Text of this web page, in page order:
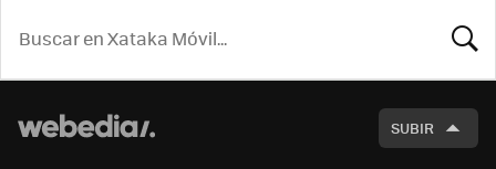
SUBIR